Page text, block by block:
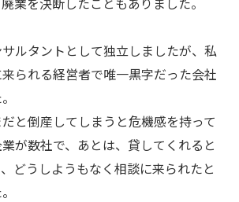
ルタントとして独立しましたが、私
られる経営者で唯一黒字だった会社
と倒産してしまうと危機感を持って
が数社で、あとは、貸してくれると
どうしようもなく相談に来られたと